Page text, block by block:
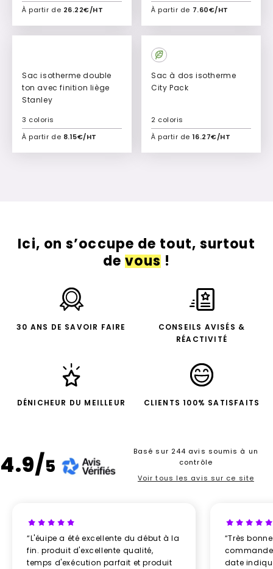
À partir de 26.22€/HT
Ajouter à mon devis
À partir de 7.60€/HT
Ajouter à mon devis
Sac isotherme double
ton avec finition liège
Stanley
À partir de 8.15€/HT
3 coloris
Ajouter à mon devis
Sac à dos isotherme
City Pack
À partir de 16.27€/HT
2 coloris
Ajouter à mon devis
Ici, on s’occupe de tout, surtout
devous !
30 ANS DE SAVOIR FAIRE
CONSEILS AVISÉS &
RÉACTIVITÉ
DÉNICHEUR DU MEILLEUR CLIENTS 100% SATISFAITS
4.9/5
Basé sur 244 avis soumis à un
contrôle
Voir tous les avis sur ce site
“L'éuipe a été excellente du début à la
fin. produit d'excellente qualité,
temps d'exécution parfait et produit
“Très
date